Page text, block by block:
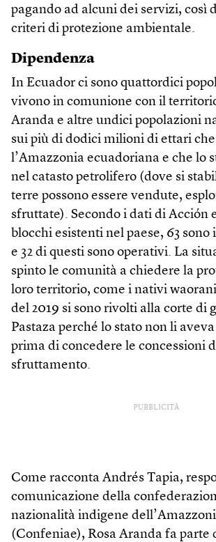
pagando ad alcuni dei servizi, così
criteri di protezione ambientale.
Dipendenza
In Ecuador ci sono quattordici
vivono in comunione con il
Aranda e altre undici popolazioni
sui più di dodici milioni di ettari
l’Amazzonia ecuadoriana e che lo
nel catasto petrolifero (dove si
terre possono essere vendute,
sfruttate). Secondo i dati di Acción
blocchi esistenti nel paese, 63 sono
e 32 di questi sono operativi. La
spinto le comunità a chiedere la
loro territorio, come i nativi
del 2019 si sono rivolti alla corte di
Pastaza perché lo stato non li
prima di concedere le concessioni
sfruttamento.
PUBBLICITÀ
Come racconta Andrés Tapia,
comunicazione della
nazionalità indigene
(Confeniae), Rosa Aranda fa parte